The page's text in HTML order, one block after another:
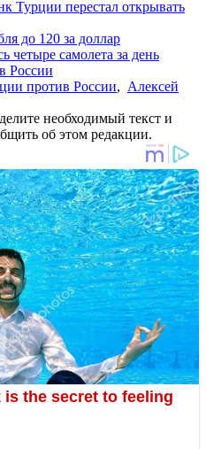
Турции перестал открывать
до 120 за доллар
четыре самолета за день
России
против России, Алексей
необходимый текст и
об этом редакции.